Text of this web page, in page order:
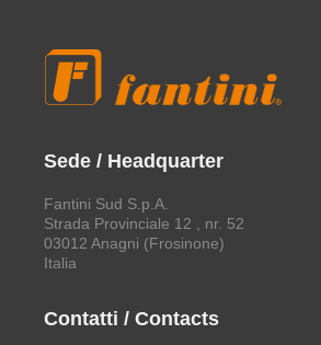
Sede / Headquarter
Fantini Sud S.p.A.
Strada Provinciale 12 , nr. 52
03012 Anagni (Frosinone)
Italia
Contatti / Contacts